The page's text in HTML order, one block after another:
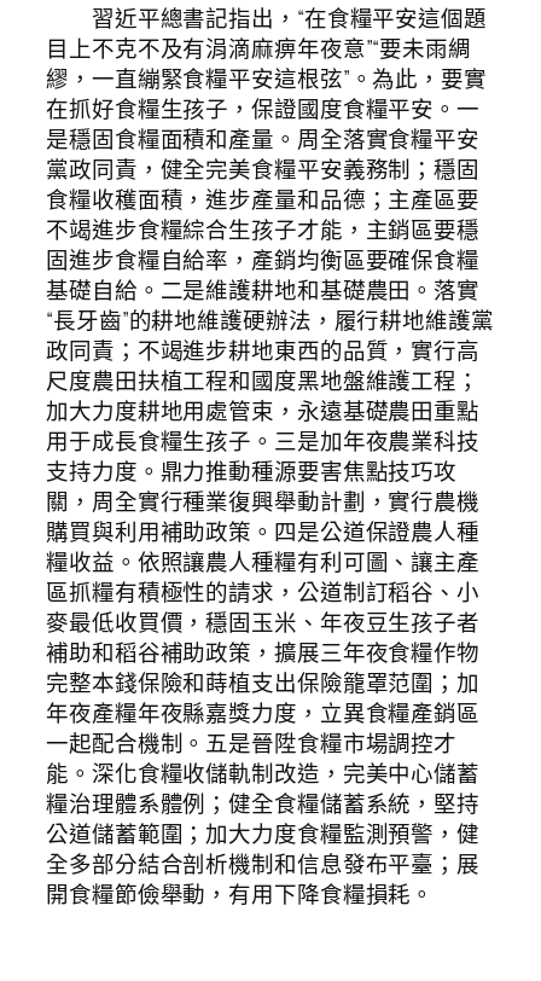
習近平總書記指出，“在食糧平安這個題
目上不克不及有涓滴麻痹年夜意”“要未雨綢
繆，一直繃緊食糧平安這根弦”。為此，要實
在抓好食糧生孩子，保證國度食糧平安。一
是穩固食糧面積和產量。周全落實食糧平安
黨政同責，健全完美食糧平安義務制；穩固
食糧收穫面積，進步產量和品德；主產區要
不竭進步食糧綜合生孩子才能，主銷區要穩
固進步食糧自給率，產銷均衡區要確保食糧
基礎自給。二是維護耕地和基礎農田。落實
“長牙齒”的耕地維護硬辦法，履行耕地維護黨
政同責；不竭進步耕地東西的品質，實行高
尺度農田扶植工程和國度黑地盤維護工程；
加大力度耕地用處管束，永遠基礎農田重點
用于成長食糧生孩子。三是加年夜農業科技
支持力度。鼎力推動種源要害焦點技巧攻
關，周全實行種業復興舉動計劃，實行農機
購買與利用補助政策。四是公道保證農人種
糧收益。依照讓農人種糧有利可圖、讓主產
區抓糧有積極性的請求，公道制訂稻谷、小
麥最低收買價，穩固玉米、年夜豆生孩子者
補助和稻谷補助政策，擴展三年夜食糧作物
完整本錢保險和蒔植支出保險籠罩范圍；加
年夜產糧年夜縣嘉獎力度，立異食糧產銷區
一起配合機制。五是晉陞食糧市場調控才
能。深化食糧收儲軌制改造，完美中心儲蓄
糧治理體系體例；健全食糧儲蓄系統，堅持
公道儲蓄範圍；加大力度食糧監測預警，健
全多部分結合剖析機制和信息發布平臺；展
開食糧節儉舉動，有用下降食糧損耗。